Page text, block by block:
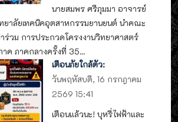
นายสมพร ศรีภุมมา อาจารย์
าลัยเทคนิคอุตสาหกรรมยานยนต์ นำคณะ
ร่วม การประกวดโครงงานวิทยาศาสตร์
ค ภาคกลางครั้งที่ 35...
เตือนภัยใกล้ตัว:
วันพฤหัสบดี, 16 กรกฎาคม
2569 15:41
เตือนแล้วนะ! บุหรี่ไฟฟ้าและ